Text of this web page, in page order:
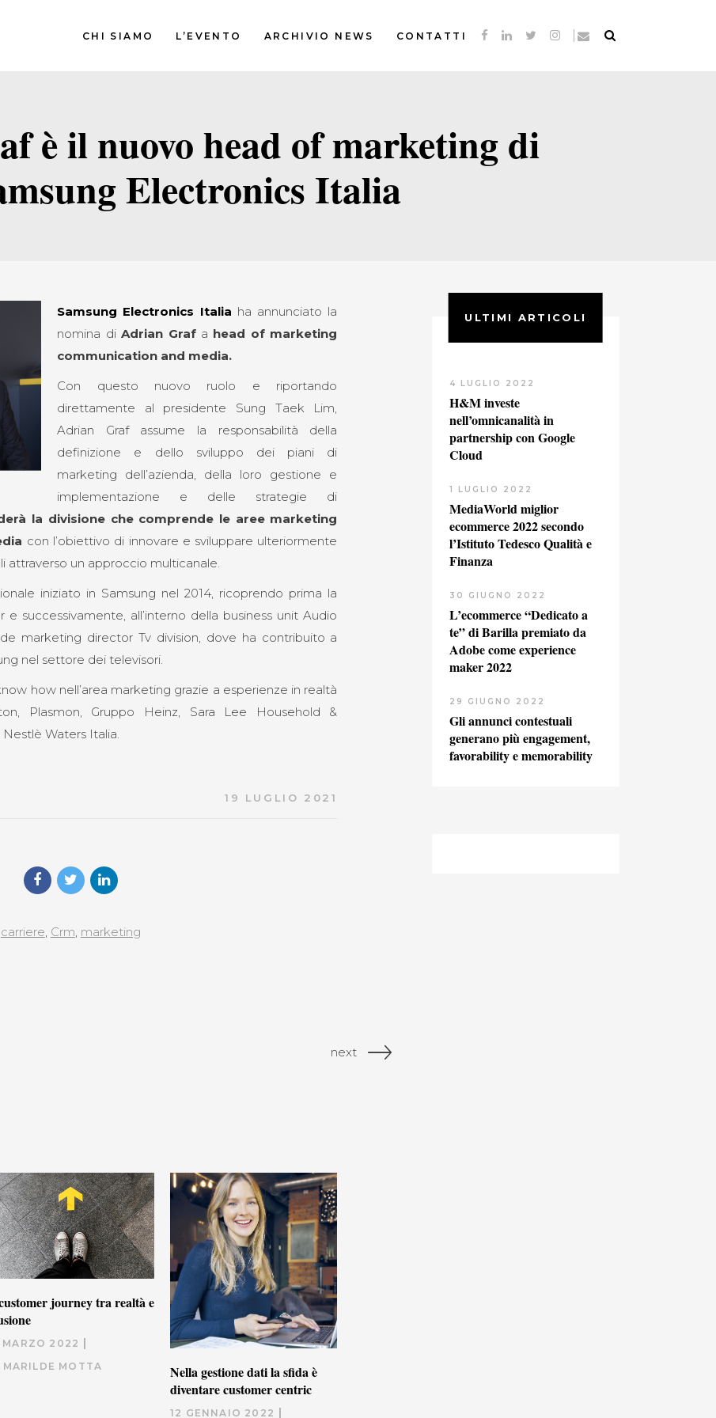
CHI SIAMO L’EVENTO ARCHIVIO NEWS CONTATTI
è il nuovo head of marketing di
Electronics Italia
Samsung Electronics Italia ha annunciato la
nomina diAdrian Grafa head of marketing
communication and media.
Con questo nuovo ruolo e riportando
direttamente al presidente Sung Taek Lim,
Adrian Graf assume la responsabilità della
definizione e dello sviluppo dei piani di
marketing dell’azienda, della loro gestione e
implementazione e delle strategie di
la divisione che comprende le aree marketing
con l’obiettivo di innovare e sviluppare ulteriormente
attraverso un approccio multicanale.
iniziato in Samsung nel 2014, ricoprendo prima la
successivamente, all’interno della business unit Audio
marketing director Tv division, dove ha contribuito a
nel settore dei televisori.
how nell’area marketing grazie a esperienze in realtà
Plasmon, Gruppo Heinz, Sara Lee Household &
Waters Italia.
19 LUGLIO 2021
carriere, Crm, marketing
next
journey tra realtà e
MARZO 2022
MARILDE MOTTA
Nella gestione dati la sfida è
diventare customer centric
12 GENNAIO 2022
ULTIMI ARTICOLI
4 LUGLIO 2022
H&M investe
nell’omnicanalità in
partnership con Google
Cloud
1 LUGLIO 2022
MediaWorld miglior
ecommerce 2022 secondo
l’Istituto Tedesco Qualità e
Finanza
30 GIUGNO 2022
L’ecommerce “Dedicato a
te” di Barilla premiato da
Adobe come experience
maker 2022
29 GIUGNO 2022
Gli annunci contestuali
generano più engagement,
favorability e memorability